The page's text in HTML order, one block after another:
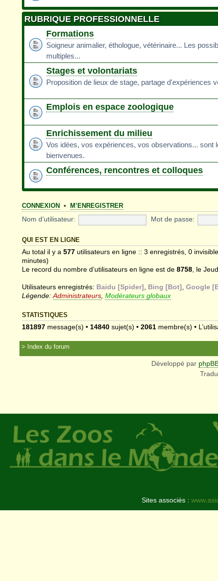
RUBRIQUE PROFESSIONNELLE
Formations
Soigneur animalier, éthologue, vétérinaire... Les
multiples...
Stages et volontariats
Proposition de lieux de stage, partage d'expériences
Emplois en espace zoologique
Enrichissement du milieu
Vos idées, vos expériences, vos observations... sont
bienvenues.
Conférences, rencontres et colloques
CONNEXION • M’ENREGISTRER
Nom d’utilisateur: Mot de passe:
QUI EST EN LIGNE
Au total il y a 577 utilisateurs en ligne :: 3 enregistrés, 0
minutes)
Le record du nombre d’utilisateurs en ligne est de 8758 , le
Utilisateurs enregistrés: Baidu [Spider] Bing [Bot] Google
Légende: Administrateurs Modérateurs globaux
STATISTIQUES
181897 message(s) • 14840 sujet(s) • 2061 membre(s) •
Index du forum
Développé par
Sites associés :